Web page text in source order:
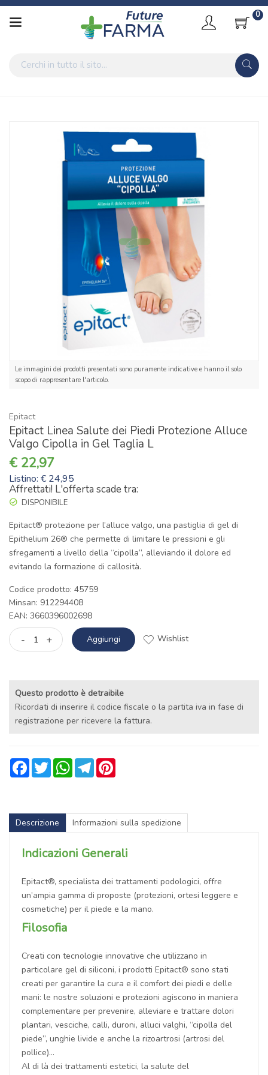
0
Gel Taglia L
Catalogo Salute/ Prodotti Sanitari
Epitact Linea Salute dei Piedi Protezione Alluce Valgo Cipolla in
Gel Taglia L
Le immagini dei prodotti presentati sono puramente indicative e hanno il solo
scopo di rappresentare l'articolo.
Epitact
Epitact Linea Salute dei Piedi Protezione Alluce
Valgo Cipolla in Gel Taglia L
22,97
Listino: € 24,95
Affrettati! L'offerta scade tra:
DISPONIBILE
Epitact® protezione per l’alluce valgo, una pastiglia di gel di
Epithelium 26® che permette di limitare le pressioni e gli
sfregamenti a livello della “cipolla”, alleviando il dolore ed
evitando la formazione di callosità.
Codice prodotto: 45759
Minsan: 912294408
EAN: 3660396002698
- + Aggiungi Wishlist
Questo prodotto è detraibile
Ricordati di inserire il codice fiscale o la partita iva in fase di
registrazione per ricevere la fattura.
FacebookTwitter WhatsApp
Telegram
Descrizione Informazioni sulla spedizione
Indicazioni Generali
Epitact®, specialista dei trattamenti podologici, offre
un’ampia gamma di proposte (protezioni, ortesi leggere e
cosmetiche) per il piede e la mano.
Filosofia
Creati con tecnologie innovative che utilizzano in
particolare gel di siliconi, i prodotti Epitact® sono stati
creati per garantire la cura e il comfort dei piedi e delle
mani: le nostre soluzioni e protezioni agiscono in maniera
complementare per prevenire, alleviare e trattare dolori
plantari, vesciche, calli, duroni, alluci valghi, “cipolla del
piede”, unghie livide e anche la rizoartrosi (artrosi del
pollice)
Al di là dei trattamenti estetici, la salute del